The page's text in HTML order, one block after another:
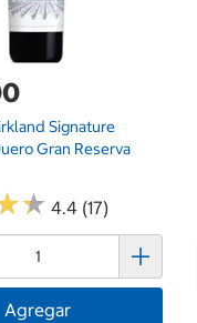
Signature
Gran Reserva
★
★ 4.4 (17)
Agregar